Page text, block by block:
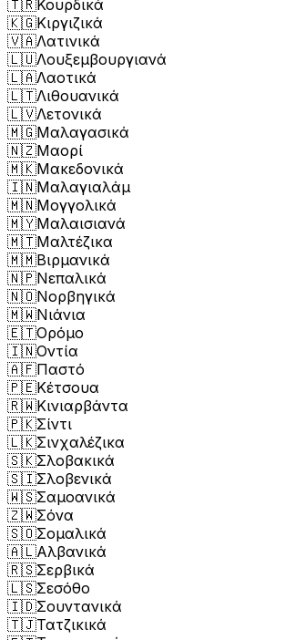
🇹🇷Κουρδικά
🇰🇬Κιργιζικά
🇻🇦Λατινικά
🇱🇺Λουξεμβουργιανά
🇱🇦Λαοτικά
🇱🇹Λιθουανικά
🇱🇻Λετονικά
🇲🇬Μαλαγασικά
🇳🇿Μαορί
🇲🇰Μακεδονικά
🇮🇳Μαλαγιαλάμ
🇲🇳Μογγολικά
🇲🇾Μαλαισιανά
🇲🇹Μαλτέζικα
🇲🇲Βιρμανικά
🇳🇵Νεπαλικά
🇳🇴Νορβηγικά
🇲🇼Νιάνια
🇪🇹Ορόμο
🇮🇳Οντία
🇦🇫Παστό
🇵🇪Κέτσουα
🇷🇼Κινιαρβάντα
🇵🇰Σίντι
🇱🇰Σινχαλέζικα
🇸🇰Σλοβακικά
🇸🇮Σλοβενικά
🇼🇸Σαμοανικά
🇿🇼Σόνα
🇸🇴Σομαλικά
🇦🇱Αλβανικά
🇷🇸Σερβικά
🇱🇸Σεσόθο
🇮🇩Σουντανικά
🇹🇯Τατζικικά